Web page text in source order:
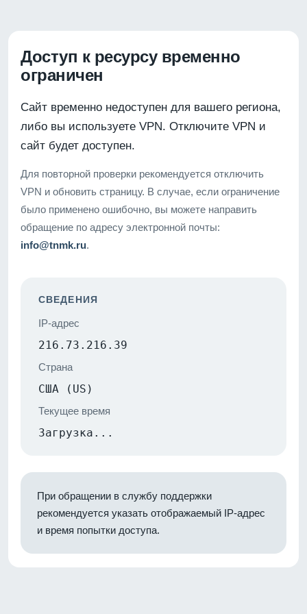
Доступ к ресурсу временно
ограничен
Сайт временно недоступен для вашего региона,
либо вы используете VPN. Отключите VPN и
сайт будет доступен.
Для повторной проверки рекомендуется отключить
VPN и обновить страницу. В случае, если ограничение
было применено ошибочно, вы можете направить
обращение по адресу электронной почты:
info@tnmk.ru.
СВЕДЕНИЯ
IP-адрес
216.73.216.39
Страна
США (US)
Текущее время
Загрузка...
При обращении в службу поддержки
рекомендуется указать отображаемый IP-адрес
и время попытки доступа.